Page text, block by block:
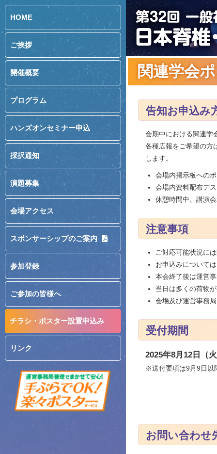
HOME
ご挨拶
開催概要
プログラム
ハンズオンセミナー申込
採択通知
演題募集
会場アクセス
スポンサーシップのご案内
参加登録
ご参加の皆様へ
チラシ・ポスター設置申込み
リンク
関連学会
告知お申込み
会期中における関連学
各種広報をご希望の方
します。
会場内掲示板への
会場内資料配布デ
休憩時間中、講演
注意事項
ご対応可能状況に
お申込みについて
本会終了後は運営
当日は多くの荷物
会場及び運営事務
受付期間
2025年8月12日（
※送付要項は9月9日以
お問い合わせ